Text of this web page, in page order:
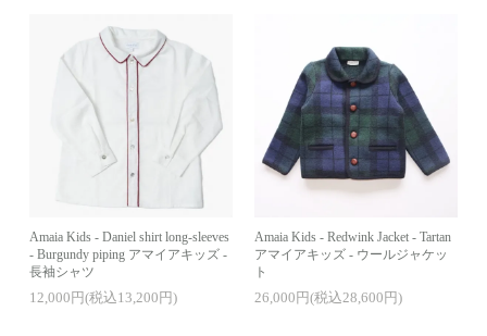
Amaia Kids - Daniel shirt long-sleeves
- Burgundy piping アマイアキッズ -
長袖シャツ
12,000円(税込13,200円)
Amaia Kids - Redwink Jacket - Tartan
アマイアキッズ - ウールジャケッ
ト
26,000円(税込28,600円)